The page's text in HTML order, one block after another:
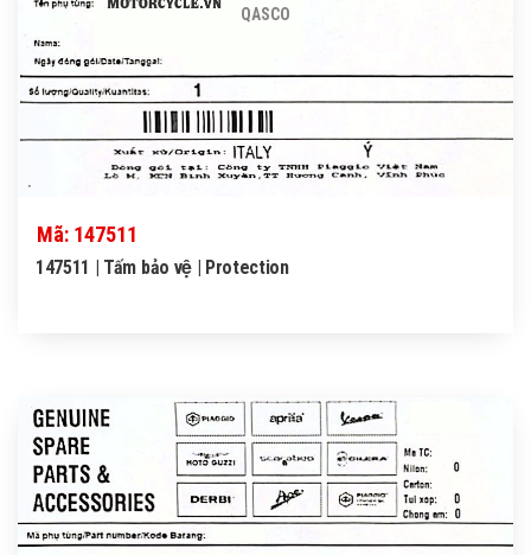
QASCO
Mã: 147511
147511 | Tấm bảo vệ | Protection